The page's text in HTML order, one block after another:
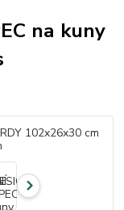
na kuny